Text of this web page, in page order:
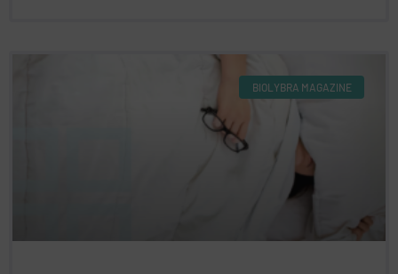
BIOLYBRA MAGAZINE